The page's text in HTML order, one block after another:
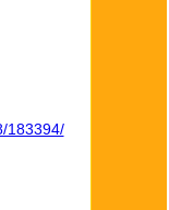
183394/